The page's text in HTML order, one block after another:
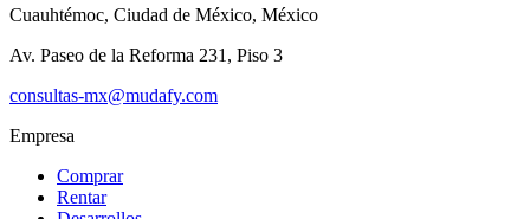
Cuauhtémoc, Ciudad de México, México
Av. Paseo de la Reforma 231, Piso 3
consultas-mx@mudafy.com
Empresa
Comprar
Rentar